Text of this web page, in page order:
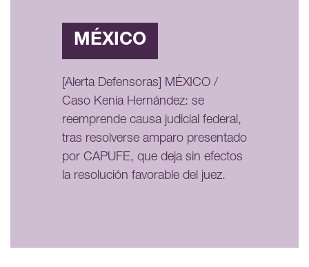
MÉXICO
[Alerta Defensoras] MÉXICO /
Caso Kenia Hernández: se
reemprende causa judicial federal,
tras resolverse amparo presentado
por CAPUFE, que deja sin efectos
la resolución favorable del juez.